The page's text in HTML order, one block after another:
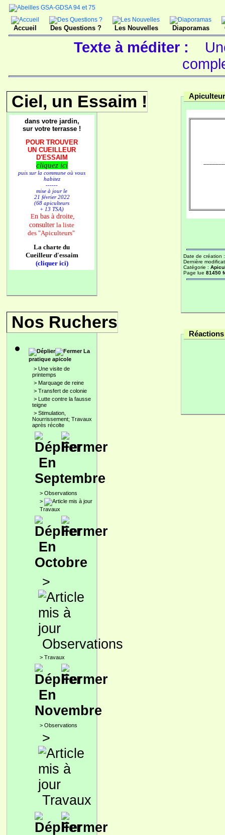
Accueil Des Questions ? Les Nouvelles Diaporamas
Texte à méditer :
Ciel, un Essaim !
dans votre jardin,
sur votre terrasse !
POUR TROUVER
UN CUEILLEUR
D'ESSAIM
cliquez ici
puis sur la commune où vous
habitez
------
mise à jour le
21 février 2022
(68 apiculteurs
+ 13 TSA)
En bas à droite,
consulter la liste
des "Apiculteurs"
La charte du
Cueilleur d'essaim
(cliquer ici)
Nos Ruchers
La
pratique apicole
> Une visite de
printemps
> Marquage de reine
> Transfert de colonie
> Lutte contre la fausse
teigne
> Stimulation,
Nourrissement; Travaux
après récolte
En
Septembre
> Observations
>
Travaux
En
Octobre
>
Observations
> Travaux
En
Novembre
> Observations
>
Travaux
Date de création
Dernière
Catégorie :
Page lue 81450